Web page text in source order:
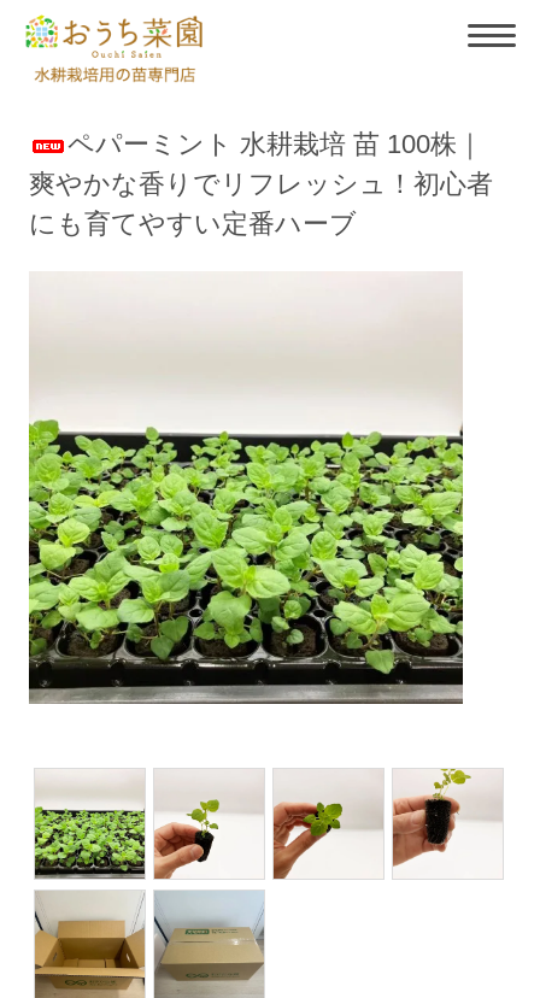
ペパーミント 水耕栽培 苗 100株｜
爽やかな香りでリフレッシュ！初心者
にも育てやすい定番ハーブ